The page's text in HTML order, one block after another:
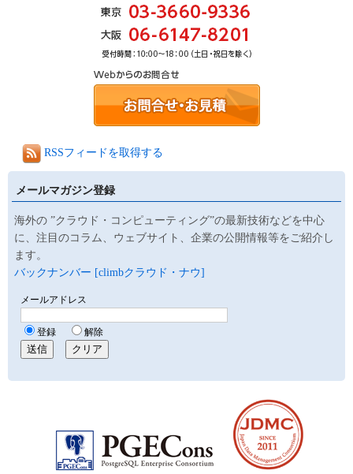
RSSフィードを取得する
メールマガジン登録
海外の ”クラウド・コンピューティング”の最新技術などを中心
に、注目のコラム、ウェブサイト、企業の公開情報等をご紹介し
ます。
バックナンバー [climbクラウド・ナウ]